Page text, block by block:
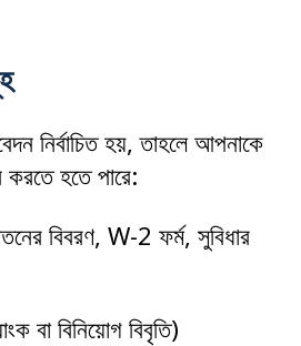
নির্বাচিত হয়, তাহলে আপনাকে
করতে হতে পারে:
বিবরণ, W-2 ফর্ম, সুবিধার
বা বিনিয়োগ বিবৃতি)